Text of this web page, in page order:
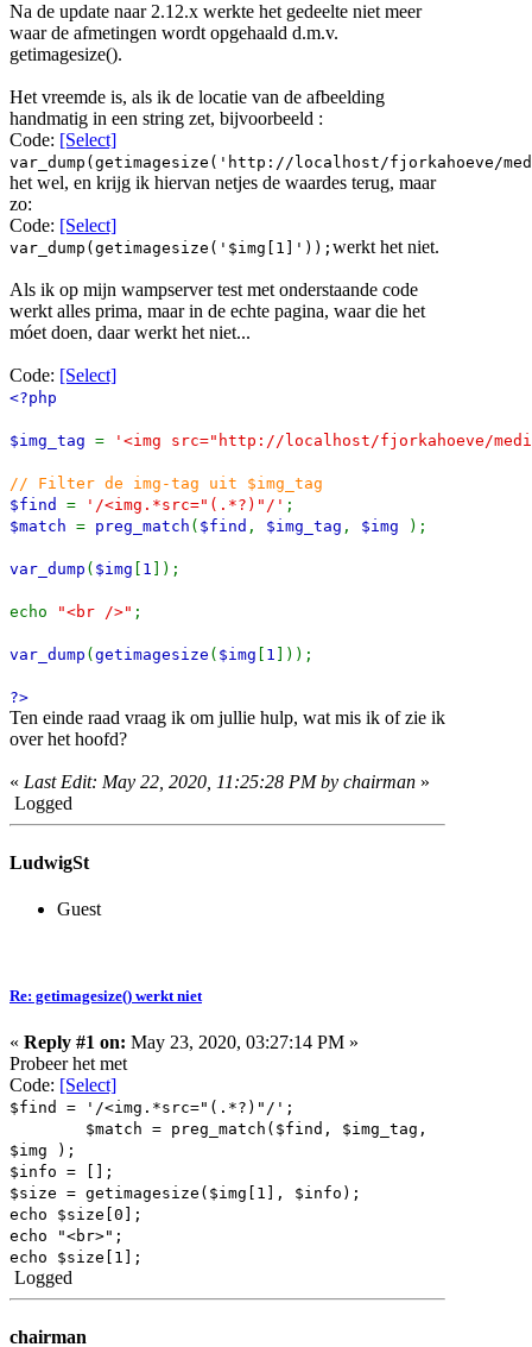
Na de update naar 2.12.x werkte het gedeelte niet meer
waar de afmetingen wordt opgehaald d.m.v.
getimagesize().
Het vreemde is, als ik de locatie van de afbeelding
handmatig in een string zet, bijvoorbeeld :
Code: [Select]
var_dump(getimagesize('http://localhost/fjorkahoeve/
het wel, en krijg ik hiervan netjes de waardes terug, maar
zo:
Code: [Select]
var_dump(getimagesize('$img[1]')); werkt het niet.
Als ik op mijn wampserver test met onderstaande code
werkt alles prima, maar in de echte pagina, waar die het
móet doen, daar werkt het niet...
Code: [Select]
<?php
$img_tag = '<img src="http://localhost/fjorkahoeve/
// Filter de img-tag uit $img_tag
$find = '/<img.*src="(.*?)"/' ;
$match = preg_match ( $find , $img_tag , $img );
var_dump ( $img 1 ]);
echo "<br />" ;
var_dump ( getimagesize ( $img 1 ]));
?>
Ten einde raad vraag ik om jullie hulp, wat mis ik of zie ik
over het hoofd?
« Last Edit: May 22, 2020, 11:25:28 PM by chairman »
Logged
LudwigSt
Guest
Re: getimagesize() werkt niet
« Reply #1 on: May 23, 2020, 03:27:14 PM »
Probeer het met
Code: [Select]
$find = '/<img.*src="(.*?)"/';
$match = preg_match($find, $img_tag,
$img );
$info = [];
$size = getimagesize($img[1], $info);
echo $size[0];
echo "<br>";
echo $size[1];
Logged
chairman